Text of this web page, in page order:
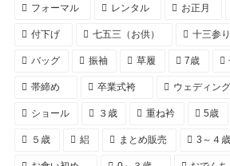
フォーマル レンタル お正月
付下げ 七五三（お供） 十三参
バッグ 振袖 草履 7歳
帯締め 卒業式袴 ウェディング
ショール ３歳 重ね衿 5歳
５歳 絽 まとめ販売 3～４歳